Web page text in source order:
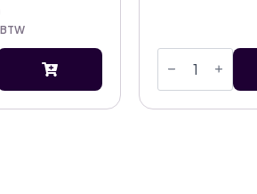
Mitsubishi
Electric
4,2
kW